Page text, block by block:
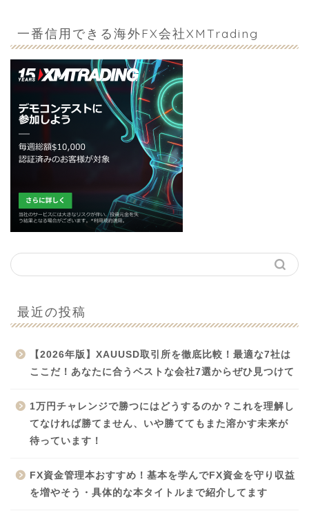
一番信用できる海外FX会社XMTrading
最近の投稿
【2026年版】XAUUSD取引所を徹底比較！最適な7社は
ここだ！あなたに合うベストな会社7選からぜひ見つけて
1万円チャレンジで勝つにはどうするのか？これを理解し
てなければ勝てません、いや勝ててもまた溶かす未来が
待っています！
FX資金管理本おすすめ！基本を学んでFX資金を守り収益
を増やそう・具体的な本タイトルまで紹介してます